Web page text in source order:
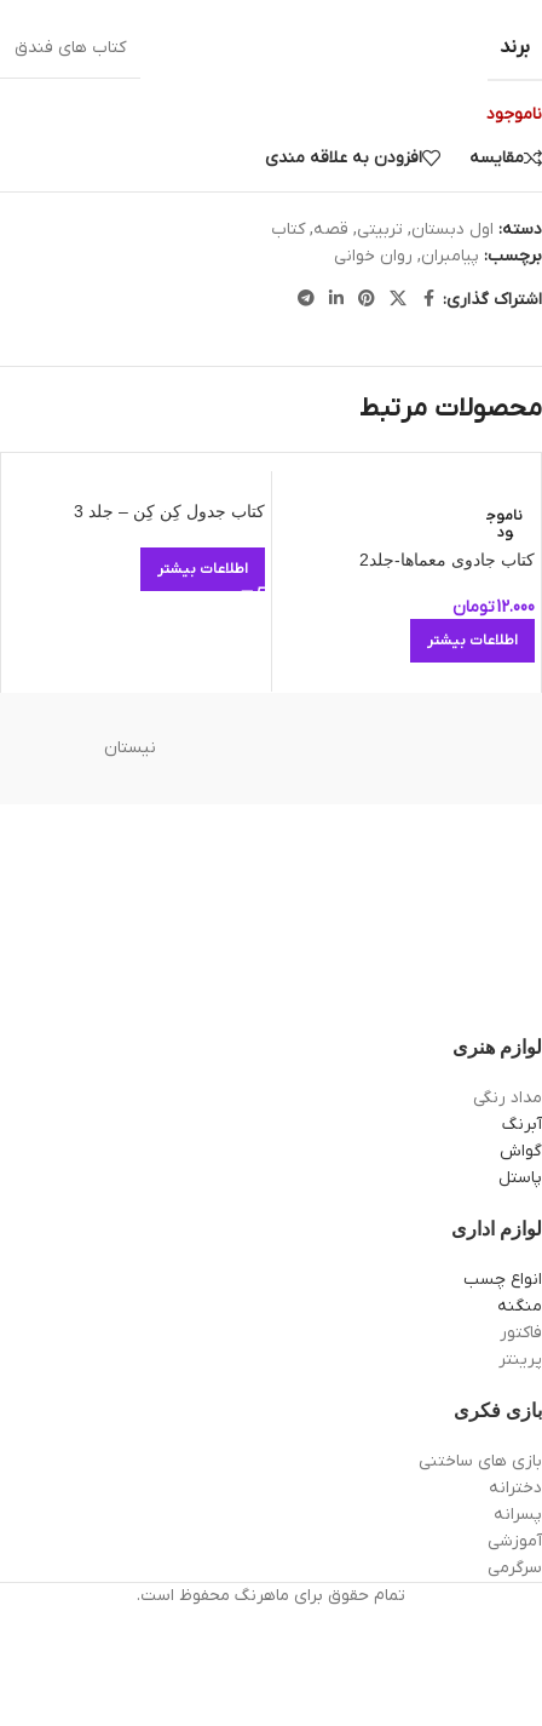
برند کتاب های فندق
ناموجود
مقایسه
افزودن به علاقه مندی
دسته: اول دبستان, تربیتی, قصه, کتاب
برچسب: پیامبران, روان خوانی
اشتراک گذاری:
محصولات مرتبط
ناموج
ود
کتاب جادوی معماها-جلد2
12.000تومان
اطلاعات بیشتر
کتاب جدول کِن کِن – جلد 3
اطلاعات بیشتر
نیستان
لوازم هنری
مداد رنگی
آبرنگ
گواش
پاستل
لوازم اداری
انواع چسب
منگنه
فاکتور
پرینتر
بازی فکری
بازی های ساختنی
دخترانه
پسرانه
آموزشی
سرگرمی
تمام حقوق برای ماهرنگ محفوظ است.